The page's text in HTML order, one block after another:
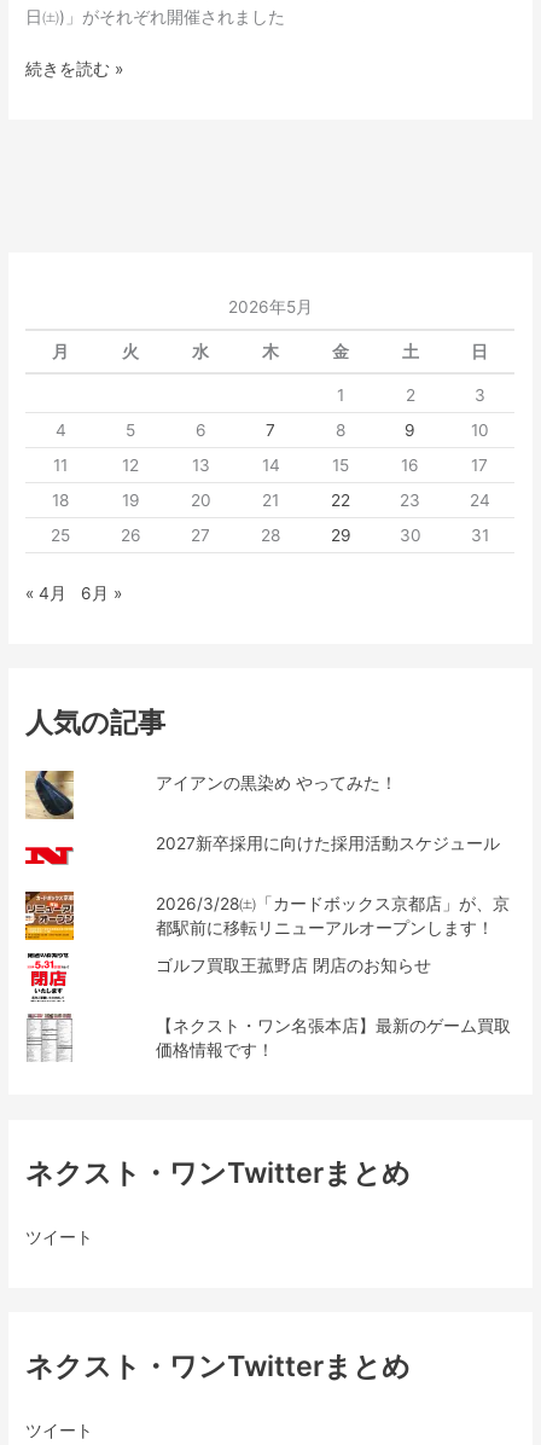
日㈯)」がそれぞれ開催されました
メ
ン
ト
続きを読む »
2026年5月
月 火 水 木 金 土 日
1 2
3
4
5 6 7 8 9
10
11
12 13 14 15 16
17
18
19 20 21 22 23
24
25
26 27 28 29 30 31
« 4月 6月 »
人気の記事
アイアンの黒染め やってみた！
2027新卒採用に向けた採用活動スケジュール
2026/3/28㈯「カードボックス京都店」が、京
都駅前に移転リニューアルオープンします！
ゴルフ買取王菰野店 閉店のお知らせ
【ネクスト・ワン名張本店】最新のゲーム買取
価格情報です！
ネクスト・ワンTwitterまとめ
ツイート
ネクスト・ワンTwitterまとめ
ツイート